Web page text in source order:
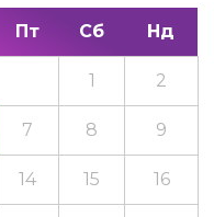
Пт Сб Нд
1 2
7 8 9
14 15 16